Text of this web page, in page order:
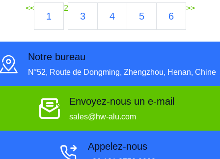
<<
1
2
3 4 5 6
>>
Notre bureau
N°52, Route de Dongming, Zhengzhou, Henan, Chine
Envoyez-nous un e-mail
sales@hw-alu.com
Appelez-nous